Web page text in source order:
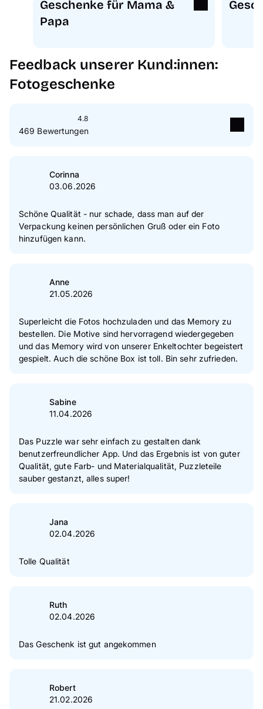
Geschenke für Mama &
Papa
Feedback unserer Kund:innen:
Fotogeschenke
4.8
469 Bewertungen
Sterne
Sterne
2 Sterne
1 Sterne
Corinna
03.06.2026
Schöne Qualität - nur schade, dass man auf der
Verpackung keinen persönlichen Gruß oder ein Foto
hinzufügen kann.
Anne
21.05.2026
Superleicht die Fotos hochzuladen und das Memory zu
bestellen. Die Motive sind hervorragend wiedergegeben
und das Memory wird von unserer Enkeltochter begeistert
gespielt. Auch die schöne Box ist toll. Bin sehr zufrieden.
Sabine
11.04.2026
Das Puzzle war sehr einfach zu gestalten dank
benutzerfreundlicher App. Und das Ergebnis ist von guter
Qualität, gute Farb- und Materialqualität, Puzzleteile
sauber gestanzt, alles super!
Jana
02.04.2026
Tolle Qualität
Ruth
02.04.2026
Das Geschenk ist gut angekommen
Robert
21.02.2026